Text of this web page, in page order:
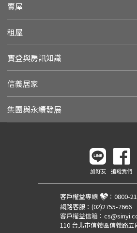
賣屋
租屋
實登與房訊知識
信義居家
集團與永續發展
加好友 追蹤我們
客戶權益專線 ： 0800-
網路客服： (02)2755-7666
客戶權益信箱：
110 台北市信義區信義路五